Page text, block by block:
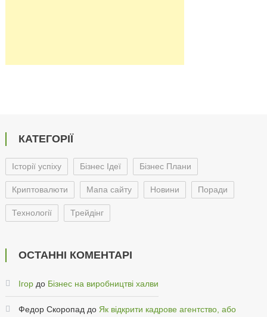
КАТЕГОРІЇ
Історії успіху Бізнес Ідеї Бізнес Плани
Криптовалюти Мапа сайту Новини Поради
Технології Трейдінг
ОСТАННІ КОМЕНТАРІ
Ігордо Бізнес на виробництві халви
Федор Скоропаддо Як відкрити кадрове агентство, або